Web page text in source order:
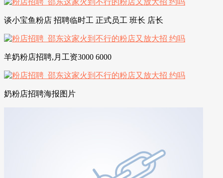
谈小宝鱼粉店 招聘临时工 正式员工 班长 店长
羊奶粉店招聘,月工资3000 6000
奶粉店招聘海报图片